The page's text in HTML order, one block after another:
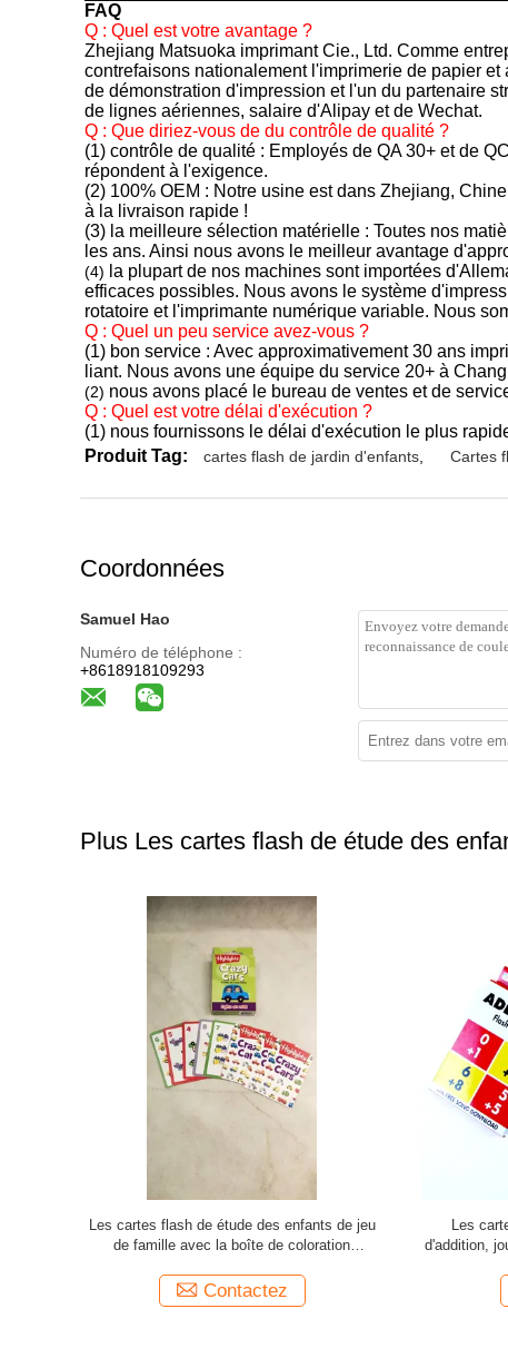
FAQ
Q : Quel est votre avantage ?
Zhejiang Matsuoka imprimant Cie., Ltd. Comme
contrefaisons nationalement l'imprimerie de papier
de démonstration d'impression et l'un du partenaire
de lignes aériennes, salaire d'Alipay et de Wechat.
Q : Que diriez-vous de du contrôle de qualité ?
(1) contrôle de qualité : Employés de QA 30+ et de
répondent à l'exigence.
(2) 100% OEM : Notre usine est dans Zhejiang,
à la livraison rapide !
(3) la meilleure sélection matérielle : Toutes nos
les ans. Ainsi nous avons le meilleur avantage
(4) la plupart de nos machines sont importées
efficaces possibles. Nous avons le système
rotatoire et l'imprimante numérique variable. Nous
Q : Quel un peu service avez-vous ?
(1) bon service : Avec approximativement 30 ans
liant. Nous avons une équipe du service 20+ à
(2) nous avons placé le bureau de ventes et de
Q : Quel est votre délai d'exécution ?
(1) nous fournissons le délai d'exécution le plus
Produit Tag:
cartes flash de jardin d'enfants Cartes
Coordonnées
Samuel Hao
Numéro de téléphone :
+8618918109293
Plus Les cartes flash de étude des
Jeu de la copie Flashcards de service
d'impression de cartes de tisonnier pour le
Contactez
Les cartes